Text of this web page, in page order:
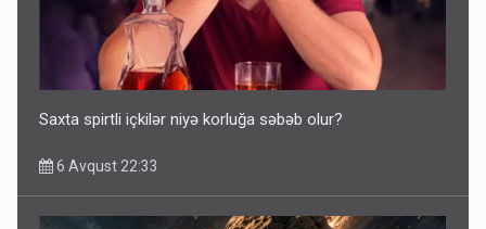
Saxta spirtli içkilər niyə korluğa səbəb olur?
6 Avqust 22:33